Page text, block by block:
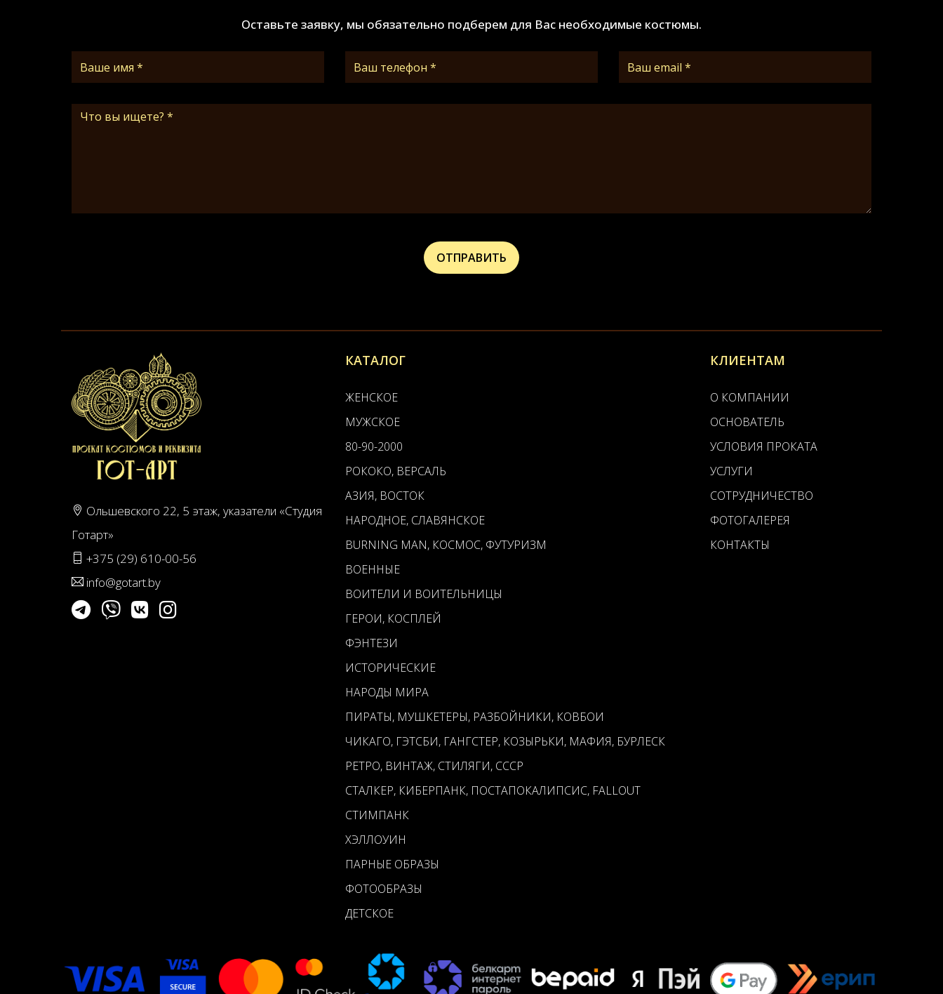
Оставьте заявку, мы обязательно подберем для Вас необходимые костюмы.
Ольшевского 22, 5 этаж, указатели «Студия
Готарт»
+375 (29) 610-00-56
info@gotart.by
КАТАЛОГ
ЖЕНСКОЕ
МУЖСКОЕ
80-90-2000
РОКОКО, ВЕРСАЛЬ
АЗИЯ, ВОСТОК
НАРОДНОЕ, СЛАВЯНСКОЕ
BURNING MAN, КОСМОС, ФУТУРИЗМ
ВОЕННЫЕ
ВОИТЕЛИ И ВОИТЕЛЬНИЦЫ
ГЕРОИ, КОСПЛЕЙ
ФЭНТЕЗИ
ИСТОРИЧЕСКИЕ
НАРОДЫ МИРА
ПИРАТЫ, МУШКЕТЕРЫ, РАЗБОЙНИКИ, КОВБОИ
ЧИКАГО, ГЭТСБИ, ГАНГСТЕР, КОЗЫРЬКИ, МАФИЯ, БУРЛЕСК
РЕТРО, ВИНТАЖ, СТИЛЯГИ, СССР
СТАЛКЕР, КИБЕРПАНК, ПОСТАПОКАЛИПСИС, FALLOUT
СТИМПАНК
ХЭЛЛОУИН
ПАРНЫЕ ОБРАЗЫ
ФОТООБРАЗЫ
ДЕТСКОЕ
КЛИЕНТАМ
О КОМПАНИИ
ОСНОВАТЕЛЬ
УСЛОВИЯ ПРОКАТА
УСЛУГИ
СОТРУДНИЧЕСТВО
ФОТОГАЛЕРЕЯ
КОНТАКТЫ